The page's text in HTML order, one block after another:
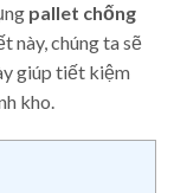
pallet chống
này, chúng ta sẽ
giúp tiết kiệm
kho.